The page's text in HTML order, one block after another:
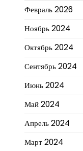
Февраль 2026
Ноябрь 2024
Октябрь 2024
Сентябрь 2024
Июнь 2024
Май 2024
Апрель 2024
Март 2024